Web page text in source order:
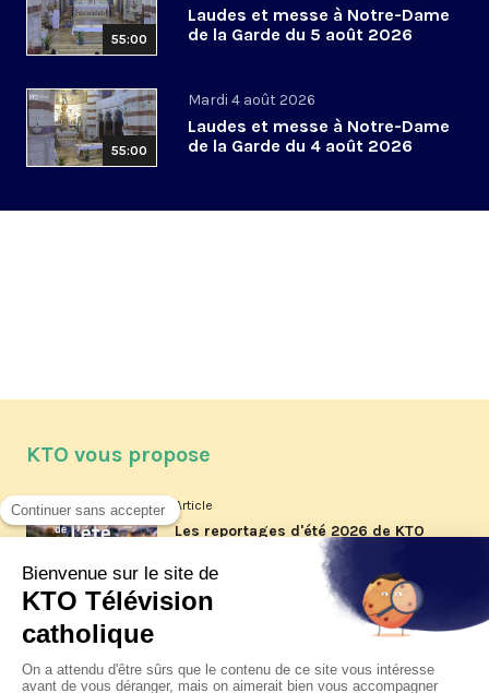
55:00
Laudes et messe à Notre-Dame
de la Garde du 5 août 2026
55:00
Mardi 4 août 2026
Laudes et messe à Notre-Dame
de la Garde du 4 août 2026
KTO vous propose
Article
Les reportages d'été 2026 de KTO
Article
La visite pastorale du pape Léon
jeudi 6 août